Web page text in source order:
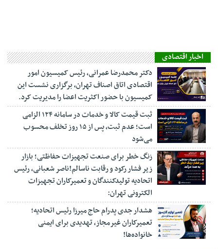
اخبار اقتصادی
دکتر محمدرضا عمرانی، رئیس کمیسیون امور
اقتصادی اتاق اصناف تهران، برگزاری نشست این
کمیسیون با حضور اکثریت اعضا را مدیریت کرد.
ثبت قیمت کالا و خدمات در سامانه ۱۲۴ الزامی
است؛ عدم ثبت، پس از ۱۵ روز تخلف محسوب
می‌شود
زنگ خطر برای صنعت تجهیزات حفاظتی؛ بازار
زیر فشار رکود و رقابت ناسالم!ناصر شعبانی، رئیس
اتحادیه تولیدکنندگان و تعمیرکاران تجهیزات
الکترونی تهران:
هشدار جدی پدرام حاج میرزا رئیس اتحادیه؛
تعمیرکاران غیرمجاز، تهدیدی برای ایمنی
خانواده‌ها!